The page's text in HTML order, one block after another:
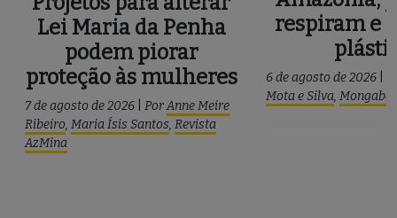
Lei Maria da Penha
podem piorar
proteção às mulheres
7 de agosto de 2026 PorAnne Meire
Ribeiro, Maria Ísis Santos, Revista
AzMina
respiram e
6 de agosto de 2026
Mota e Silva,